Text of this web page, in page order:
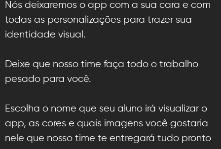
Nós deixaremos o app com a sua cara e com
todas as personalizações para trazer sua
identidade visual.
Deixe que nosso time faça todo o trabalho
pesado para você.
Escolha o nome que seu aluno irá visualizar o
app, as cores e quais imagens você gostaria
nele que nosso time te entregará tudo pronto